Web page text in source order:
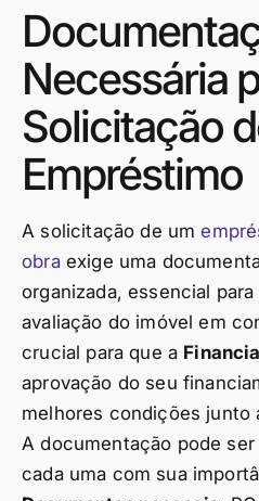
Necessária
Solicitação
Empréstimo
A solicitação de um
obraexige uma
organizada, essencial
avaliação do imóvel em
crucial para que a
aprovação do seu
melhores condições junto
A documentação pode
cada uma com sua